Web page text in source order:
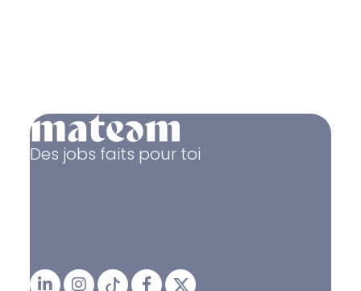
Des jobs faits pour toi